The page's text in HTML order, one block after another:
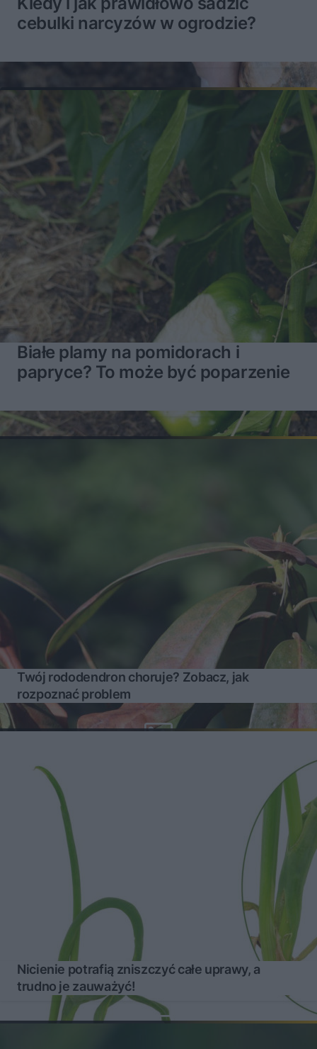
cebulki narcyzów w ogrodzie?
Białe plamy na pomidorach i
papryce? To może być poparzenie
Twój rododendron choruje? Zobacz, jak
rozpoznać problem
Nicienie potrafią zniszczyć całe uprawy, a
trudno je zauważyć!